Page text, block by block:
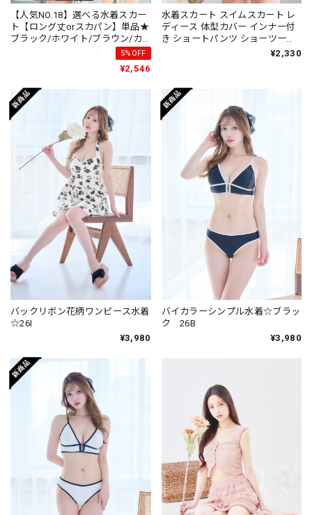
【人気NO.18】選べる水着スカー
ト【ロング丈orスカパン】単品★
ブラック/ホワイト/ブラウン/カ
5%OFF
¥2,546
水着スカート スイムスカート レ
ディース 体型カバー インナー付
き ショートパンツ ショーツ一体
型 フレア S M L 白 黒 単品 m_268
¥2,330
バックリボン花柄ワンピース水着
☆26I
¥3,980
バイカラーシンプル水着☆ブラッ
ク 26B
¥3,980